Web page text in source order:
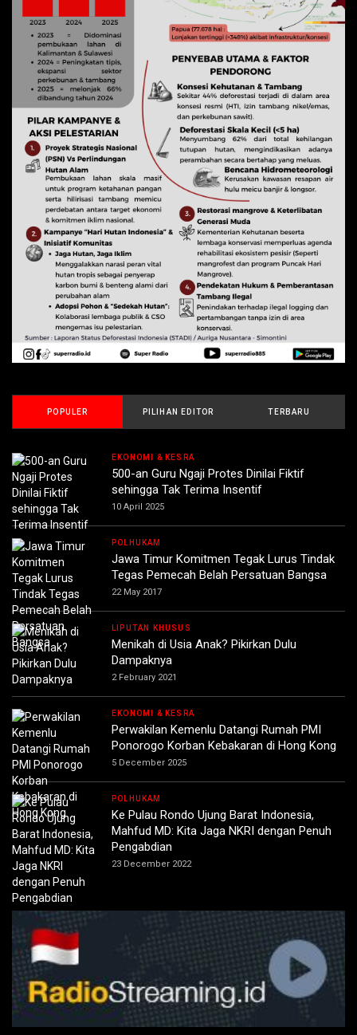
POPULER PILIHAN EDITOR TERBARU
EKONOMI & KESRA
500-an Guru Ngaji Protes Dinilai Fiktif
sehingga Tak Terima Insentif
10 April 2025
POLHUKAM
Jawa Timur Komitmen Tegak Lurus Tindak
Tegas Pemecah Belah Persatuan Bangsa
22 May 2017
LIPUTAN KHUSUS
Menikah di Usia Anak? Pikirkan Dulu
Dampaknya
2 February 2021
EKONOMI & KESRA
Perwakilan Kemenlu Datangi Rumah PMI
Ponorogo Korban Kebakaran di Hong Kong
5 December 2025
POLHUKAM
Ke Pulau Rondo Ujung Barat Indonesia,
Mahfud MD: Kita Jaga NKRI dengan Penuh
Pengabdian
23 December 2022